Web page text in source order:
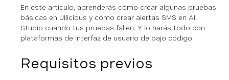
En este artículo, aprenderás cómo crear algunas pruebas
básicas en UIlicious y cómo crear alertas SMS en AI
Studio cuando tus pruebas fallen. Y lo harás todo con
plataformas de interfaz de usuario de bajo código.
Requisitos previos